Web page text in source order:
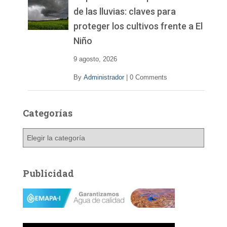
de las lluvias: claves para
proteger los cultivos frente a El
Niño
9 agosto, 2026
By Administrador 0 Comments
Categorías
g
o
a
Publicidad